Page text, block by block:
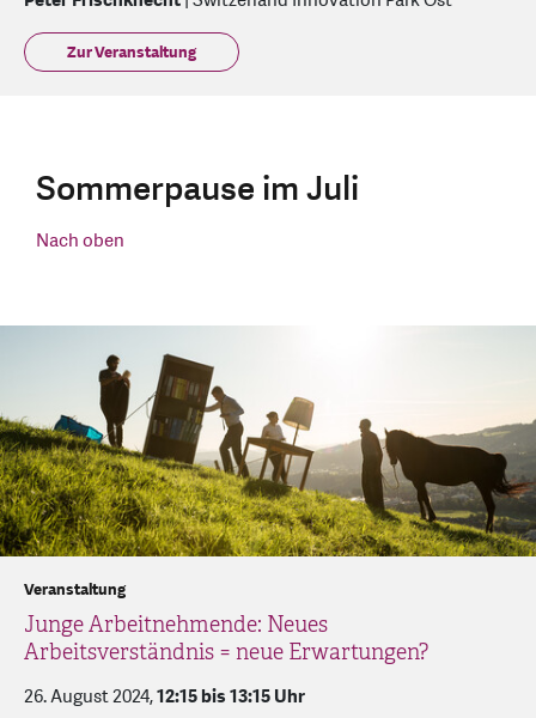
Zur Veranstaltung
Sommerpause im Juli
Nach oben
Junge Arbeitnehmende: Neues
Arbeitsverständnis = neue Erwartungen?
Veranstaltung
26. August 2024,12:15 bis 13:15 Uhr